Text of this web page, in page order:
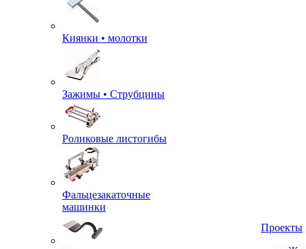
Киянки • молотки
Зажимы • Струбцины
Роликовые листогибы
Фальцезакаточные
машинки